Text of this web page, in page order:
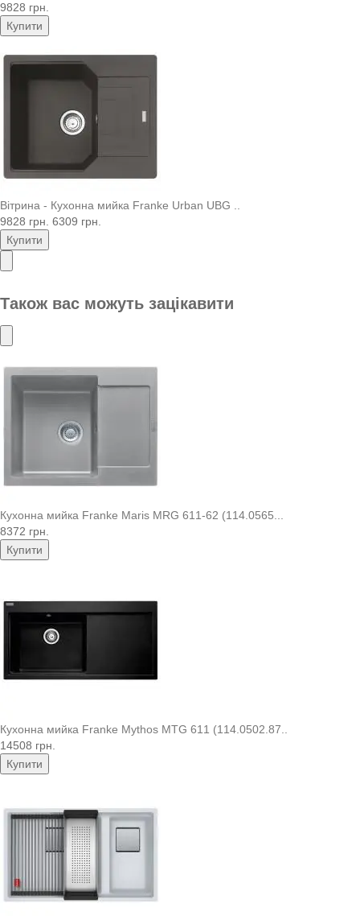
9828 грн.
Купити
Вітрина - Кухонна мийка Franke Urban UBG ..
9828 грн. 6309 грн.
Купити
Також вас можуть зацікавити
Кухонна мийка Franke Maris MRG 611-62 (114.0565...
8372 грн.
Купити
Кухонна мийка Franke Mythos MTG 611 (114.0502.87..
14508 грн.
Купити